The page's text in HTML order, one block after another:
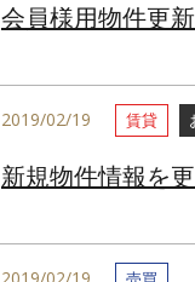
会員様用物件更
2019/02/19 賃貸
新規物件情報を